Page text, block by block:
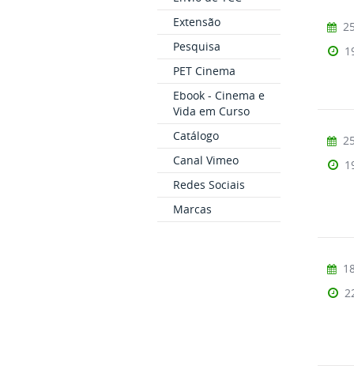
Extensão
Pesquisa
PET Cinema
Ebook - Cinema e
Vida em Curso
Catálogo
Canal Vimeo
Redes Sociais
Marcas